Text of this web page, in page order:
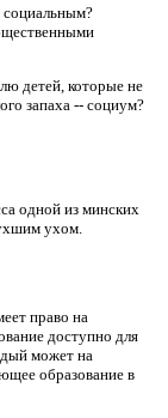
социальным?
детей, которые не
запаха -- социум?
одной из минских
ухом.
право на
доступно для
может на
образование в